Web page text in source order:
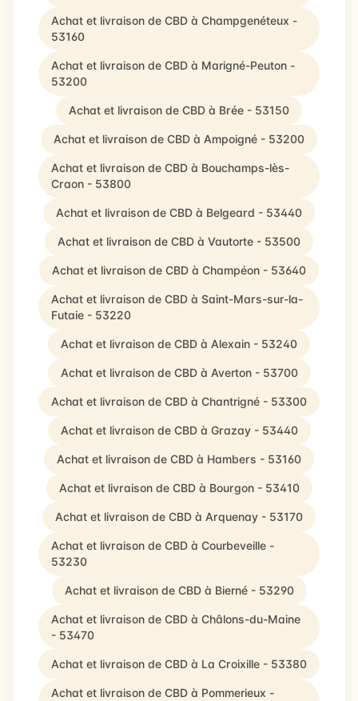
Achat et livraison de CBD à Champgenéteux -
53160
Achat et livraison de CBD à Marigné-Peuton -
53200
Achat et livraison de CBD à Brée - 53150
Achat et livraison de CBD à Ampoigné - 53200
Achat et livraison de CBD à Bouchamps-lès-
Craon - 53800
Achat et livraison de CBD à Belgeard - 53440
Achat et livraison de CBD à Vautorte - 53500
Achat et livraison de CBD à Champéon - 53640
Achat et livraison de CBD à Saint-Mars-sur-la-
Futaie - 53220
Achat et livraison de CBD à Alexain - 53240
Achat et livraison de CBD à Averton - 53700
Achat et livraison de CBD à Chantrigné - 53300
Achat et livraison de CBD à Grazay - 53440
Achat et livraison de CBD à Hambers - 53160
Achat et livraison de CBD à Bourgon - 53410
Achat et livraison de CBD à Arquenay - 53170
Achat et livraison de CBD à Courbeveille -
53230
Achat et livraison de CBD à Bierné - 53290
Achat et livraison de CBD à Châlons-du-Maine
- 53470
Achat et livraison de CBD à La Croixille - 53380
Achat et livraison de CBD à Pommerieux -